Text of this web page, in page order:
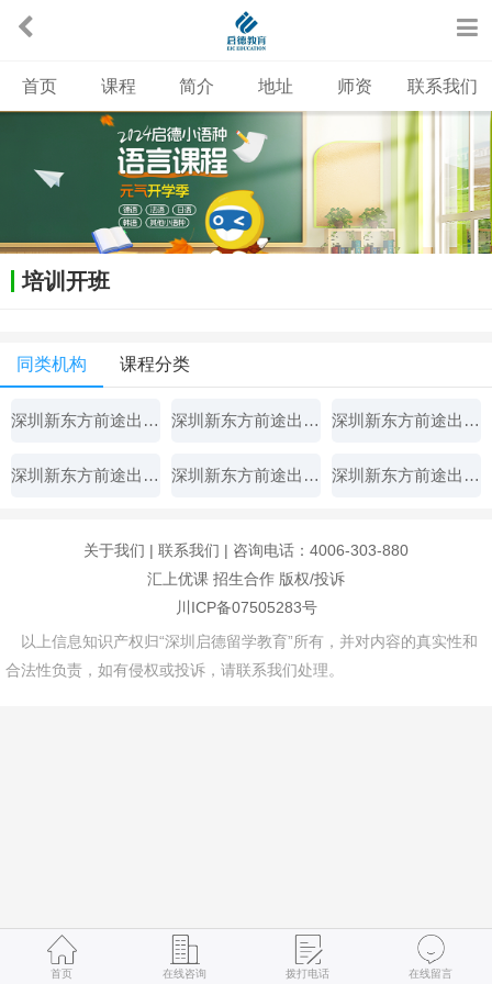
首页 课程 简介 地址 师资 联系我们
培训开班
同类机构 课程分类
深圳新东方前途出国留学 深圳新东方前途出国留学 深圳新东方前途出国留学
深圳新东方前途出国留学 深圳新东方前途出国留学 深圳新东方前途出国留学
关于我们 | 联系我们 | 咨询电话：4006-303-880
汇上优课 招生合作 版权/投诉
川ICP备07505283号
以上信息知识产权归“深圳启德留学教育”所有，并对内容的真实性和
合法性负责，如有侵权或投诉，请联系我们处理。
首页 在线咨询 拨打电话 在线留言